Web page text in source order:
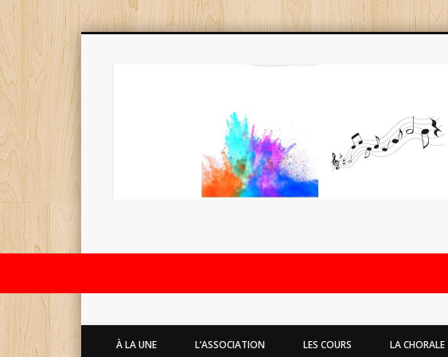
À LA UNE L’ASSOCIATION LES COURS LA CHORALE